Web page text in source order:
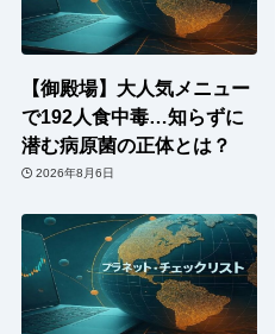
【御殿場】大人気メニュー
で192人食中毒…知らずに
潜む病原菌の正体とは？
2026年8月6日